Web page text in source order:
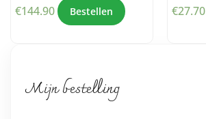
€144.90 Bestellen €27.70
Mijn bestelling